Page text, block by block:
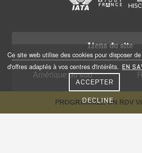
Ce site web utilise des cookies pour disposer
d'offres adaptés à vos centres d'intérêts.
EN
DECLINE
ACCEPTER
PROGRAMMEZ UN RDV
Liens du site
Amérique du sud
Amérique centrale
Caraïbes
Qui